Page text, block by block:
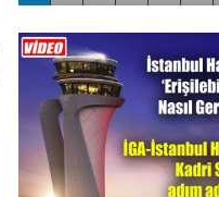
ENGELLERİN AŞILDIĞI HAVALİMANI